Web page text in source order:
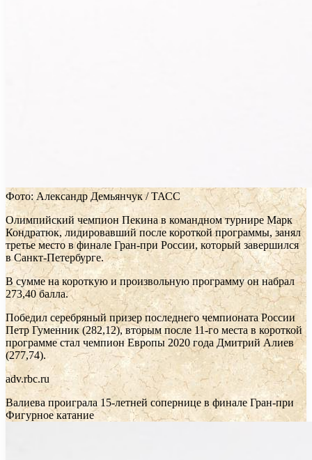
Фото: Александр Демьянчук / ТАСС
Олимпийский чемпион Пекина в командном турнире Марк
Кондратюк, лидировавший после короткой программы, занял
третье место в финале Гран-при России, который завершился
в Санкт-Петербурге.
В сумме на короткую и произвольную программу он набрал
273,40 балла.
Победил серебряный призер последнего чемпионата России
Петр Гуменник (282,12), вторым после 11-го места в короткой
программе стал чемпион Европы 2020 года Дмитрий Алиев
(277,74).
adv.rbc.ru
Валиева проиграла 15-летней сопернице в финале Гран-при
Фигурное катание